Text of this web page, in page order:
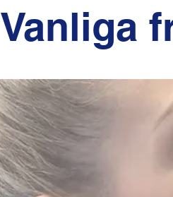
Vanliga